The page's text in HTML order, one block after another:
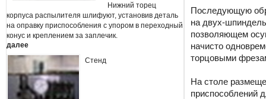
Нижний торец
корпуса распылителя шлифуют, установив деталь
на оправку приспособления с упором в переходный
конус и креплением за заплечик.
далее
Стенд
Последующую
на двух-
позволяющем
начисто
торцовыми
На столе
приспособлений